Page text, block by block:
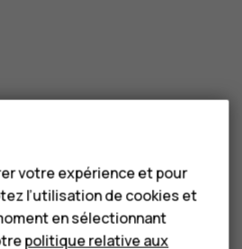
votre expérience et pour
l’utilisation de cookies et
en sélectionnant
politique relative aux